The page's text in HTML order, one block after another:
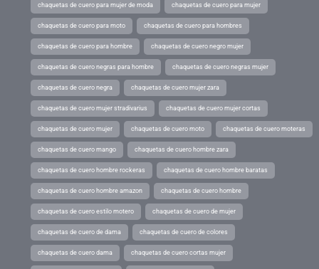
chaquetas de cuero para mujer de moda chaquetas de cuero para mujer
chaquetas de cuero para moto chaquetas de cuero para hombres
chaquetas de cuero para hombre chaquetas de cuero negro mujer
chaquetas de cuero negras para hombre chaquetas de cuero negras mujer
chaquetas de cuero negra chaquetas de cuero mujer zara
chaquetas de cuero mujer stradivarius chaquetas de cuero mujer cortas
chaquetas de cuero mujer chaquetas de cuero moto chaquetas de cuero moteras
chaquetas de cuero mango chaquetas de cuero hombre zara
chaquetas de cuero hombre rockeras chaquetas de cuero hombre baratas
chaquetas de cuero hombre amazon chaquetas de cuero hombre
chaquetas de cuero estilo motero chaquetas de cuero de mujer
chaquetas de cuero de dama chaquetas de cuero de colores
chaquetas de cuero dama chaquetas de cuero cortas mujer